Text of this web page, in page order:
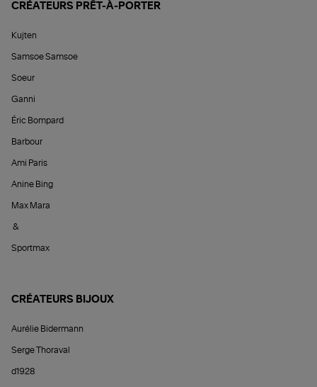
CRÉATEURS PRÊT-À-PORTER
Kujten
Samsoe Samsoe
Soeur
Ganni
Éric Bompard
Barbour
Ami Paris
Anine Bing
Max Mara
&
Sportmax
CRÉATEURS BIJOUX
Aurélie Bidermann
Serge Thoraval
d1928